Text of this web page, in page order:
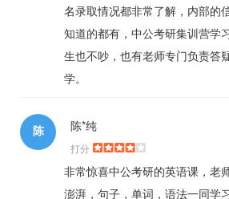
名录取情况都非常了解，内部的
知道的都有，中公考研集训营学
生也不吵，也有老师专门负责答
学。
陈 陈*纯
打分
非常惊喜中公考研的英语课，老
澎湃，句子，单词，语法一同学